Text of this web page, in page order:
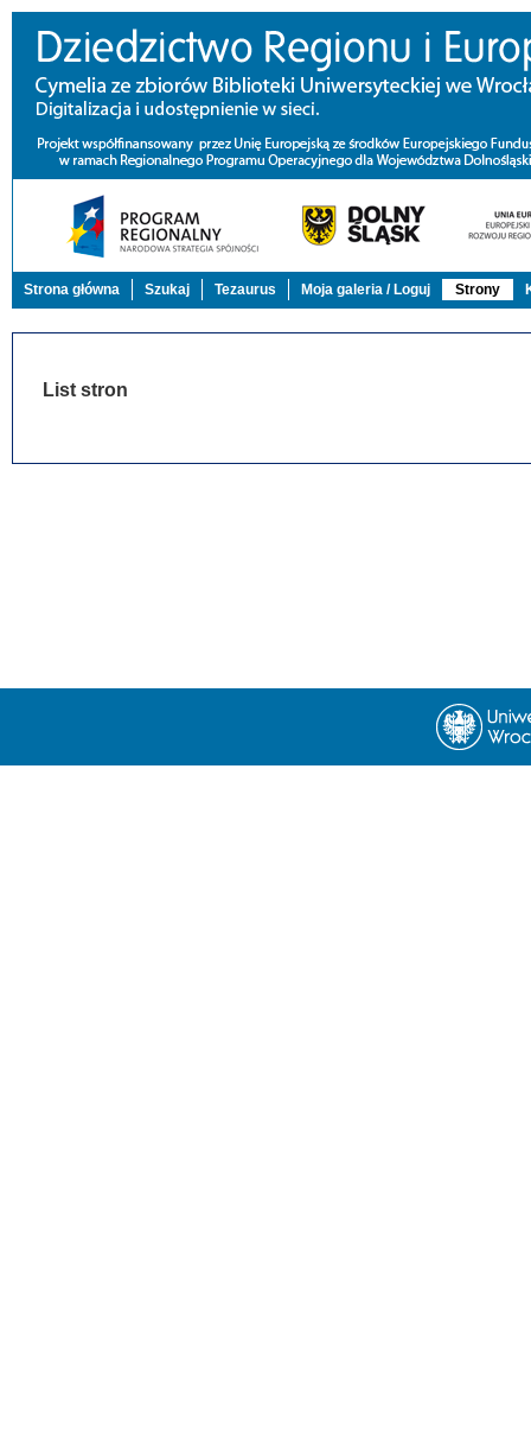
Strona główna Szukaj Tezaurus Moja galeria / Loguj Strony
List stron